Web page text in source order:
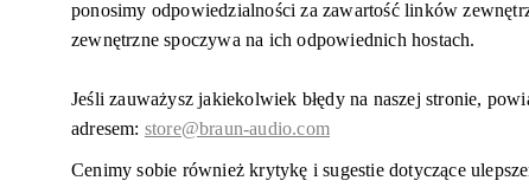
ponosimy odpowiedzialności za zawartość linków
zewnętrzne spoczywa na ich odpowiednich hostach.
Jeśli zauważysz jakiekolwiek błędy na naszej stronie,
adresem: store@braun-audio.com
Cenimy sobie również krytykę i sugestie dotyczące